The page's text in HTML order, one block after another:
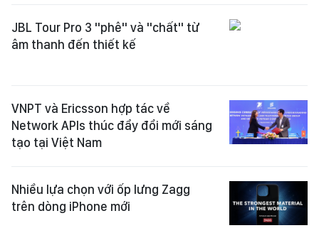
JBL Tour Pro 3 "phê" và "chất" từ
âm thanh đến thiết kế
VNPT và Ericsson hợp tác về
Network APIs thúc đẩy đổi mới sáng
tạo tại Việt Nam
Nhiều lựa chọn với ốp lưng Zagg
trên dòng iPhone mới